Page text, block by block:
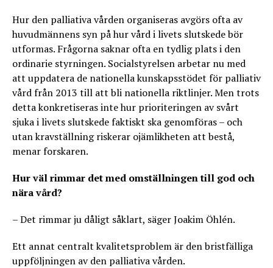
Hur den palliativa vården organiseras avgörs ofta av
huvudmännens syn på hur vård i livets slutskede bör
utformas. Frågorna saknar ofta en tydlig plats i den
ordinarie styrningen. Socialstyrelsen arbetar nu med
att uppdatera de nationella kunskapsstödet för palliativ
vård från 2013 till att bli nationella riktlinjer. Men trots
detta konkretiseras inte hur prioriteringen av svårt
sjuka i livets slutskede faktiskt ska genomföras – och
utan kravställning riskerar ojämlikheten att bestå,
menar forskaren.
Hur väl rimmar det med omställningen till god och
nära vård?
– Det rimmar ju dåligt såklart, säger Joakim Öhlén.
Ett annat centralt kvalitetsproblem är den bristfälliga
uppföljningen av den palliativa vården.